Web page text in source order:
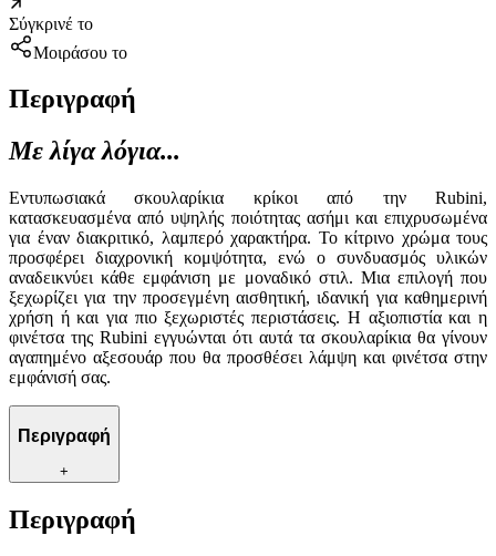
Σύγκρινέ το
Μοιράσου το
Περιγραφή
Με λίγα λόγια...
Εντυπωσιακά σκουλαρίκια κρίκοι από την Rubini,
κατασκευασμένα από υψηλής ποιότητας ασήμι και επιχρυσωμένα
για έναν διακριτικό, λαμπερό χαρακτήρα. Το κίτρινο χρώμα τους
προσφέρει διαχρονική κομψότητα, ενώ ο συνδυασμός υλικών
αναδεικνύει κάθε εμφάνιση με μοναδικό στιλ. Μια επιλογή που
ξεχωρίζει για την προσεγμένη αισθητική, ιδανική για καθημερινή
χρήση ή και για πιο ξεχωριστές περιστάσεις. Η αξιοπιστία και η
φινέτσα της Rubini εγγυώνται ότι αυτά τα σκουλαρίκια θα γίνουν
αγαπημένο αξεσουάρ που θα προσθέσει λάμψη και φινέτσα στην
εμφάνισή σας.
Περιγραφή
+
Περιγραφή